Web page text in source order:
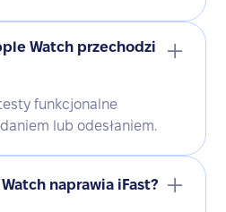
Watch przechodzi
funkcjonalne
lub odesłaniem.
naprawia iFast?